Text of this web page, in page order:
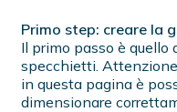
Primo step: creare la
Il primo passo è quello
specchietti.
in questa pagina è
dimensionare